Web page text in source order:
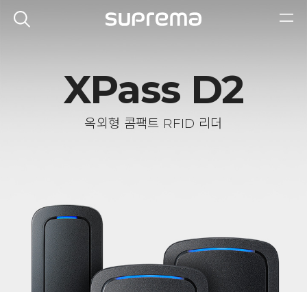
XPass D2
옥외형 콤팩트 RFID 리더